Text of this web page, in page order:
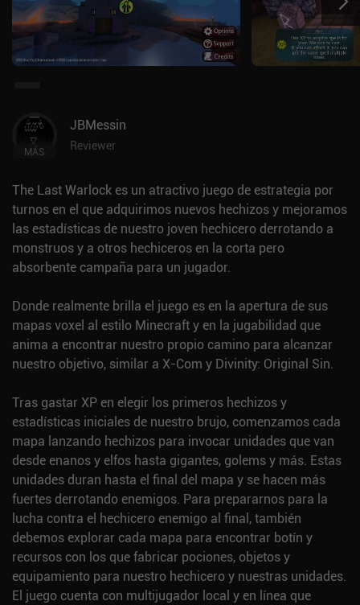
MÁS
JBMessin
Reviewer
The Last Warlock es un atractivo juego de estrategia por
turnos en el que adquirimos nuevos hechizos y mejoramos
las estadísticas de nuestro joven hechicero derrotando a
monstruos y a otros hechiceros en la corta pero
absorbente campaña para un jugador.
Donde realmente brilla el juego es en la apertura de sus
mapas voxel al estilo Minecraft y en la jugabilidad que
anima a encontrar nuestro propio camino para alcanzar
nuestro objetivo, similar a X-Com y Divinity: Original Sin.
Tras gastar XP en elegir los primeros hechizos y
estadísticas iniciales de nuestro brujo, comenzamos cada
mapa lanzando hechizos para invocar unidades que van
desde enanos y elfos hasta gigantes, golems y más. Estas
unidades duran hasta el final del mapa y se hacen más
fuertes derrotando enemigos. Para prepararnos para la
lucha contra el hechicero enemigo al final, también
debemos explorar cada mapa para encontrar botín y
recursos con los que fabricar pociones, objetos y
equipamiento para nuestro hechicero y nuestras unidades.
El juego cuenta con multijugador local y en línea que